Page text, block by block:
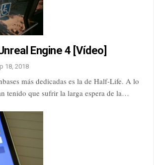
Engine 4 [Vídeo]
18, 2018
más dedicadas es la de Half-Life. A lo
tenido que sufrir la larga espera de la…